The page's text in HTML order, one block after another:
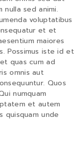
nulla sed animi.
voluptatibus
et et
maiores
Possimus iste id et
quas cum ad
omnis aut
Quos
numquam
et autem
quisquam unde